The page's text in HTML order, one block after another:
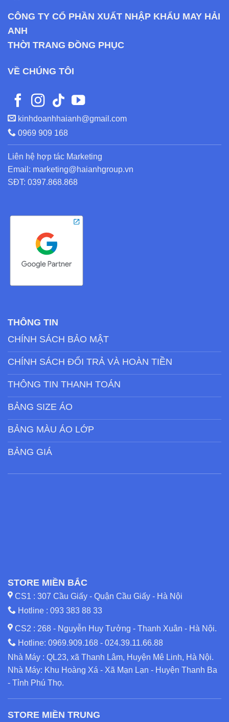
CÔNG TY CỔ PHẦN XUẤT NHẬP KHẨU MAY HẢI
ANH
THỜI TRANG ĐỒNG PHỤC
VỀ CHÚNG TÔI
kinhdoanhhaianh@gmail.com
0969 909 168
Liên hệ hợp tác Marketing
Email: marketing@haianhgroup.vn
SĐT: 0397.868.868
THÔNG TIN
CHÍNH SÁCH BẢO MẬT
CHÍNH SÁCH ĐỔI TRẢ VÀ HOÀN TIỀN
THÔNG TIN THANH TOÁN
BẢNG SIZE ÁO
BẢNG MÀU ÁO LỚP
BẢNG GIÁ
STORE MIỀN BẮC
CS1 : 307 Cầu Giấy - Quận Cầu Giấy - Hà Nội
Hotline : 093 383 88 33
CS2 : 268 - Nguyễn Huy Tưởng - Thanh Xuân - Hà Nội.
Hotline: 0969.909.168 - 024.39.11.66.88
Nhà Máy : QL23, xã Thanh Lâm, Huyện Mê Linh, Hà Nội.
Nhà Máy: Khu Hoàng Xá - Xã Mạn Lạn - Huyện Thanh Ba
- Tỉnh Phú Thọ.
STORE MIỀN TRUNG